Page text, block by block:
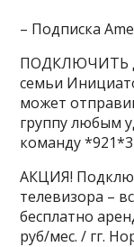
– Подписка
ПОДКЛЮЧИТЬ
семьи
может
группу любым
команду
АКЦИЯ!
телевизора –
бесплатно
руб/мес. / гг.